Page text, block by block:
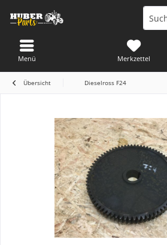
Merkzettel
Menü
Übersicht Dieselross F24